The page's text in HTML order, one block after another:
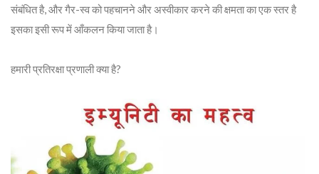
संबंधित है, और गैर-स्व को पहचानने और अस्वीकार करने की क्षमता का एक स्तर है
इसका इसी रूप में आँकलन किया जाता है।
हमारी प्रतिरक्षा प्रणाली क्या है?